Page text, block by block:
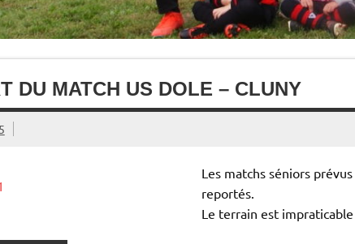
DU MATCH US DOLE – CLUNY
Les matchs séniors
reportés.
Le terrain est